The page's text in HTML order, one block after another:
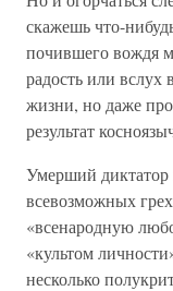
скажешь что-
почившего вождя
радость или вслух
жизни, но даже
результат
Умерший диктатор
всевозможных
«всенародную
«культом
несколько